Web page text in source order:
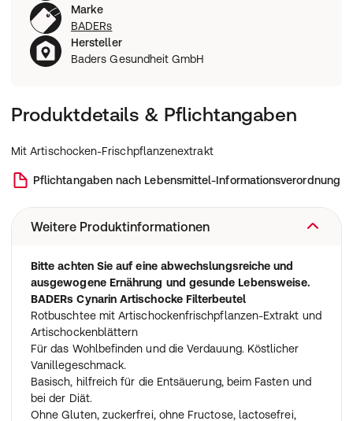
Marke
BADERs
Hersteller
Baders Gesundheit GmbH
Produktdetails & Pflichtangaben
Mit Artischocken-Frischpflanzenextrakt
Pflichtangaben nach Lebensmittel-Informationsverordnung
Weitere Produktinformationen
Bitte achten Sie auf eine abwechslungsreiche und
ausgewogene Ernährung und gesunde Lebensweise.
BADERs Cynarin Artischocke Filterbeutel
Rotbuschtee mit Artischockenfrischpflanzen-Extrakt und
Artischockenblättern
Für das Wohlbefinden und die Verdauung. Köstlicher
Vanillegeschmack.
Basisch, hilfreich für die Entsäuerung, beim Fasten und
bei der Diät.
Ohne Gluten, zuckerfrei, ohne Fructose, lactosefrei,